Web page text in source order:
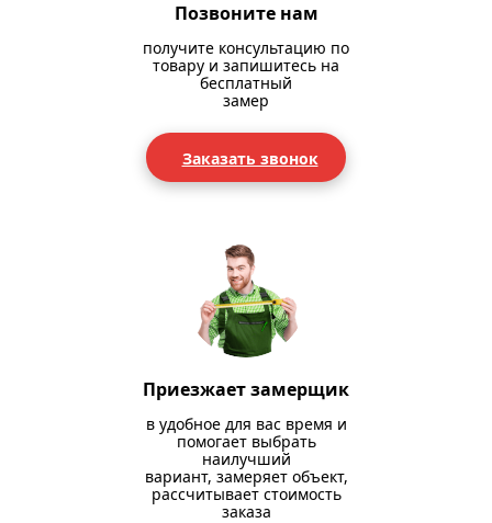
Позвоните нам
получите консультацию по
товару и запишитесь на
бесплатный
замер
Заказать звонок
Приезжает замерщик
в удобное для вас время и
помогает выбрать
наилучший
вариант, замеряет объект,
рассчитывает стоимость
заказа